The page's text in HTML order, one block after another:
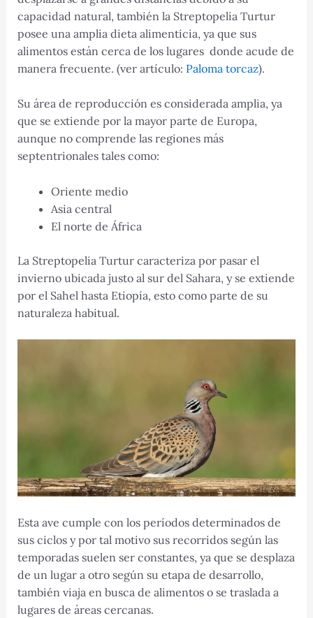
capacidad natural, también la Streptopelia Turtur
posee una amplia dieta alimenticia, ya que sus
alimentos están cerca de los lugares donde acude de
manera frecuente. (ver artículo: Paloma torcaz).
Su área de reproducción es considerada amplia, ya
que se extiende por la mayor parte de Europa,
aunque no comprende las regiones más
septentrionales tales como:
Oriente medio
Asia central
El norte de África
La Streptopelia Turtur caracteriza por pasar el
invierno ubicada justo al sur del Sahara, y se extiende
por el Sahel hasta Etiopía, esto ​como parte de su
naturaleza habitual.
Esta ave cumple con los períodos determinados de
sus ciclos y por tal motivo sus recorridos según las
temporadas suelen ser constantes, ya que se desplaza
de un lugar a otro según su etapa de desarrollo,
también viaja en busca de alimentos o se traslada a
lugares de áreas cercanas.